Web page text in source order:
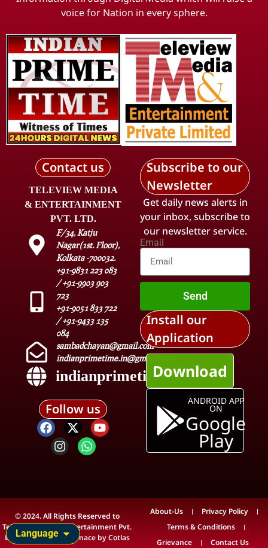
Language
voice for Nation in every sphere.
Contact us
TELEVIEW MEDIA
& ENTERTAINMENT
PVT. LTD.
F/34, Katju
Nagar(1st. Floor),
Kolkata -700032.
+91-9831 223 083
/ +91-9903 903
723
+91-9051 833 722
/ +91-9433 135
084
sambadchayan@gmail.com
indianprimetime.in@gmail.com
indianprimetime.in
Follow us
Subscribe to our
Newsletter
Get daily news alerts in
your inbox, subscribe to
our newsletter service.
Email
Send
Install our
Application
Download
ANDROID APP
ON
Google
Play
© 2024. All Rights Reserved to
Teleview Media & Entertainment Pvt.
Ltd. Technical Maintenace byCotlas
About-Us
Privacy Policy
Terms & Conditions
Grievance
Contact Us